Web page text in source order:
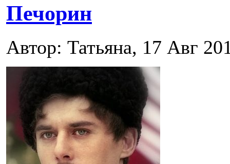
Печорин
Автор: Татьяна, 17 Авг